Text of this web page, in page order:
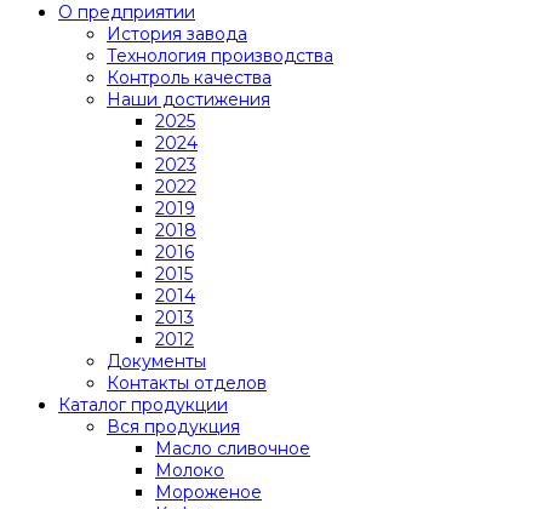
О предприятии
История завода
Технология производства
Контроль качества
Наши достижения
2025
2024
2023
2022
2019
2018
2016
2015
2014
2013
2012
Документы
Контакты отделов
Каталог продукции
Вся продукция
Масло сливочное
Молоко
Мороженое